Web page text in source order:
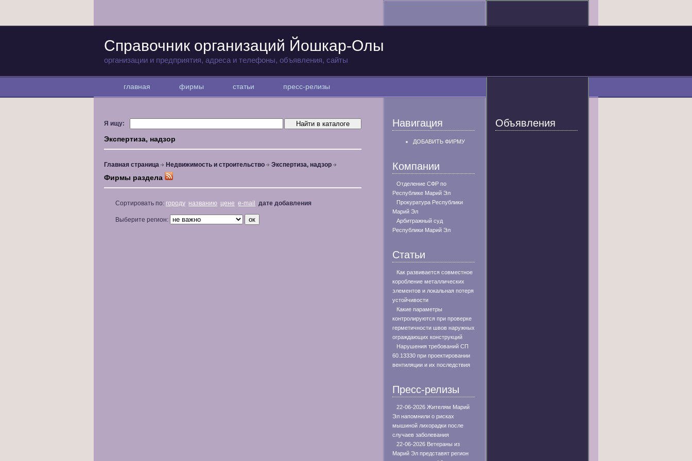
Справочник организаций Йошкар-Олы
организации и предприятия, адреса и телефоны, объявления, сайты
главная фирмы статьи пресс-релизы
Я ищу:
Экспертиза, надзор
Главная страница Недвижимость и строительство Экспертиза, надзор
Фирмы раздела
Сортировать по: городу названию цене e-mail дате добавления
Выберите регион:
Навигация
ДОБАВИТЬ ФИРМУ
Компании
Отделение СФР по
Республике Марий Эл
Прокуратура Республики
Марий Эл
Арбитражный суд
Республики Марий Эл
Статьи
Как развивается совместное
коробление металлических
элементов и локальная потеря
устойчивости
Какие параметры
контролируются при проверке
герметичности швов наружных
ограждающих конструкций
Нарушения требований СП
60.13330 при проектировании
вентиляции и их последствия
Пресс-релизы
22-06-2026 Жителям Марий
Эл напомнили о рисках
мышиной лихорадки после
случаев заболевания
22-06-2026 Ветераны из
Марий Эл представят регион
Объявления